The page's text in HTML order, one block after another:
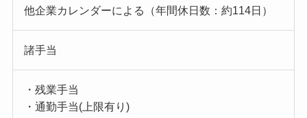
他企業カレンダーによる（年間休日数：約114日）
諸手当
・残業手当
・通勤手当(上限有り)